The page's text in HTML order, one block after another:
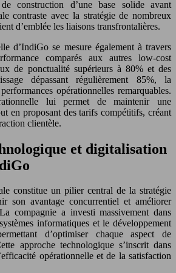
construction d’une base solide avant
contraste avec la stratégie de nombreux
d’emblée les liaisons transfrontalières.
d’IndiGo se mesure également à travers
comparés aux autres low-cost
de ponctualité supérieurs à 80% et des
dépassant régulièrement 85%, la
opérationnelles remarquables.
lui permet de maintenir une
en proposant des tarifs compétitifs, créant
clientèle.
et digitalisation
constitue un pilier central de la stratégie
son avantage concurrentiel et améliorer
compagnie a investi massivement dans
informatiques et le développement
d’optimiser chaque aspect de
approche technologique s’inscrit dans
opérationnelle et de la satisfaction